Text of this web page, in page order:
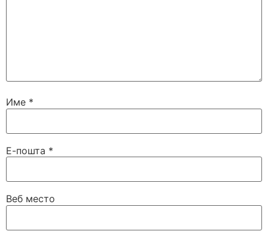
Име *
Е-пошта *
Веб место